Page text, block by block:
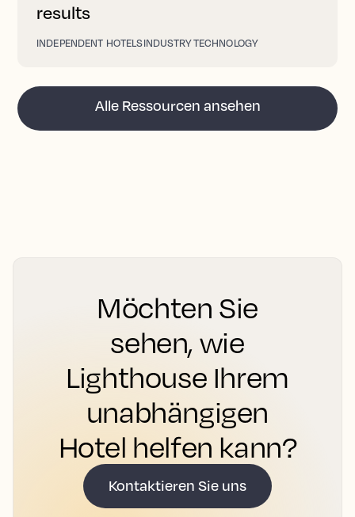
results
INDEPENDENT HOTELSINDUSTRY TECHNOLOGY
Alle Ressourcen ansehen
Möchten Sie
sehen, wie
Lighthouse Ihrem
unabhängigen
Hotel helfen kann?
Kontaktieren Sie uns